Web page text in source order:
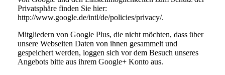
Privatsphäre finden Sie hier:
http://www.google.de/intl/de/policies/privacy/.
Mitgliedern von Google Plus, die nicht möchten, dass über
unsere Webseiten Daten von ihnen gesammelt und
gespeichert werden, loggen sich vor dem Besuch unseres
Angebots bitte aus ihrem Google+ Konto aus.